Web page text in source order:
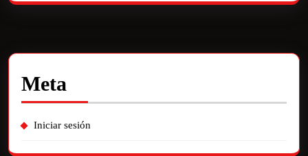
Meta
Iniciar sesión